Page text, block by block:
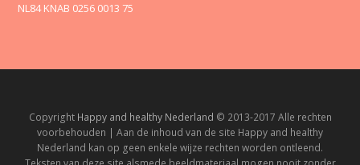
NL84 KNAB 0256 0013 75
Copyright Happy and healthy Nederland © 2013-2017 Alle rechten
voorbehouden | Aan de inhoud van de site Happy and healthy
Nederland kan op geen enkele wijze rechten worden ontleend.